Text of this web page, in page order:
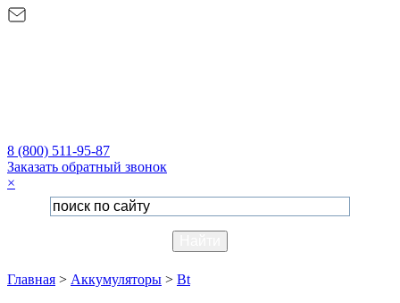
8 (800) 511-95-87
Заказать обратный звонок
×
Главная > Аккумуляторы > Bt